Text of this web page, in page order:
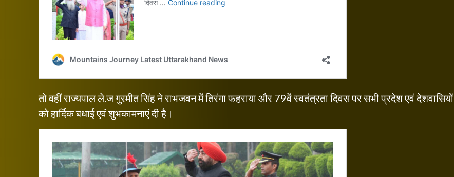
तो वहीं राज्यपाल ले.ज गुरमीत सिंह ने राभजवन में तिरंगा फहराया और 79वें स्वतंत्रता दिवस पर सभी प्रदेश एवं देशवासियों
को हार्दिक बधाई एवं शुभकामनाएं दी है।